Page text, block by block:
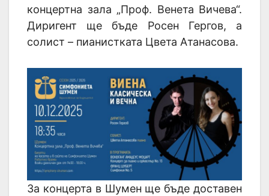
концертна зала „Проф. Венета Вичева“.
Диригент ще бъде Росен Гергов, а
солист – пианистката Цвета Атанасова.
За концерта в Шумен ще бъде доставен